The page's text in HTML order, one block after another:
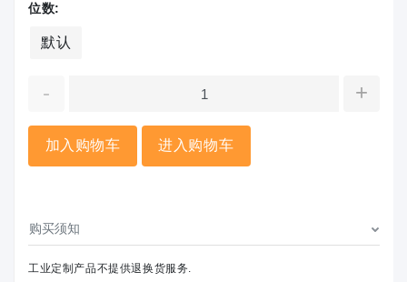
位数:
默认
- +
加入购物车 进入购物车
购买须知
工业定制产品不提供退换货服务.